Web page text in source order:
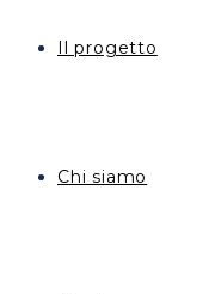
Il progetto
Chi siamo